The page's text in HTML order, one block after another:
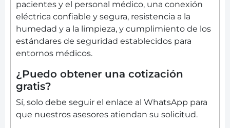
pacientes y el personal médico, una conexión
eléctrica confiable y segura, resistencia a la
humedad y a la limpieza, y cumplimiento de los
estándares de seguridad establecidos para
entornos médicos.
¿Puedo obtener una cotización
gratis?
Sí, solo debe seguir el enlace al WhatsApp para
que nuestros asesores atiendan su solicitud.